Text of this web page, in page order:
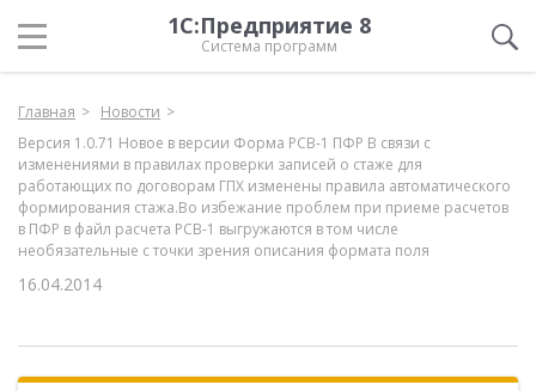
1С:Предприятие 8
Система программ
Главная
Новости
Версия 1.0.71 Новое в версии Форма РСВ-1 ПФР В связи с
изменениями в правилах проверки записей о стаже для
работающих по договорам ГПХ изменены правила автоматического
формирования стажа.Во избежание проблем при приеме расчетов
в ПФР в файл расчета РСВ-1 выгружаются в том числе
необязательные с точки зрения описания формата поля
16.04.2014